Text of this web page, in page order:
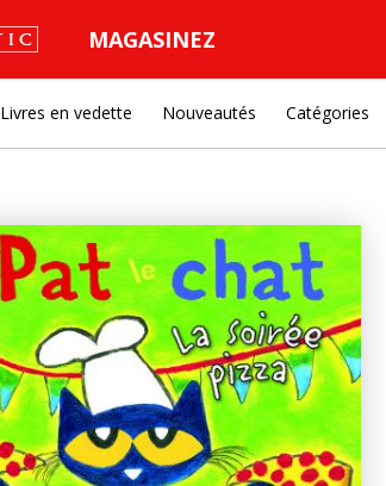
MAGASINEZ
Livres en vedette Nouveautés Catégories